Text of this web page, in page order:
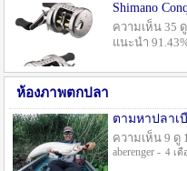
Shimano
ความเห็น 35
แนะนำ
ห้องภาพตกปลา
ตามหาปลาเ
ความเห็น 9 ดู
aberenger - 4 เดื